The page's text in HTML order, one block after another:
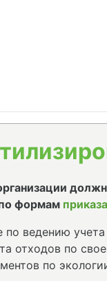
формам
ведению
отходов по
по